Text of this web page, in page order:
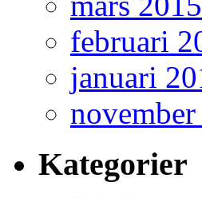
februari
januari
Kategorier